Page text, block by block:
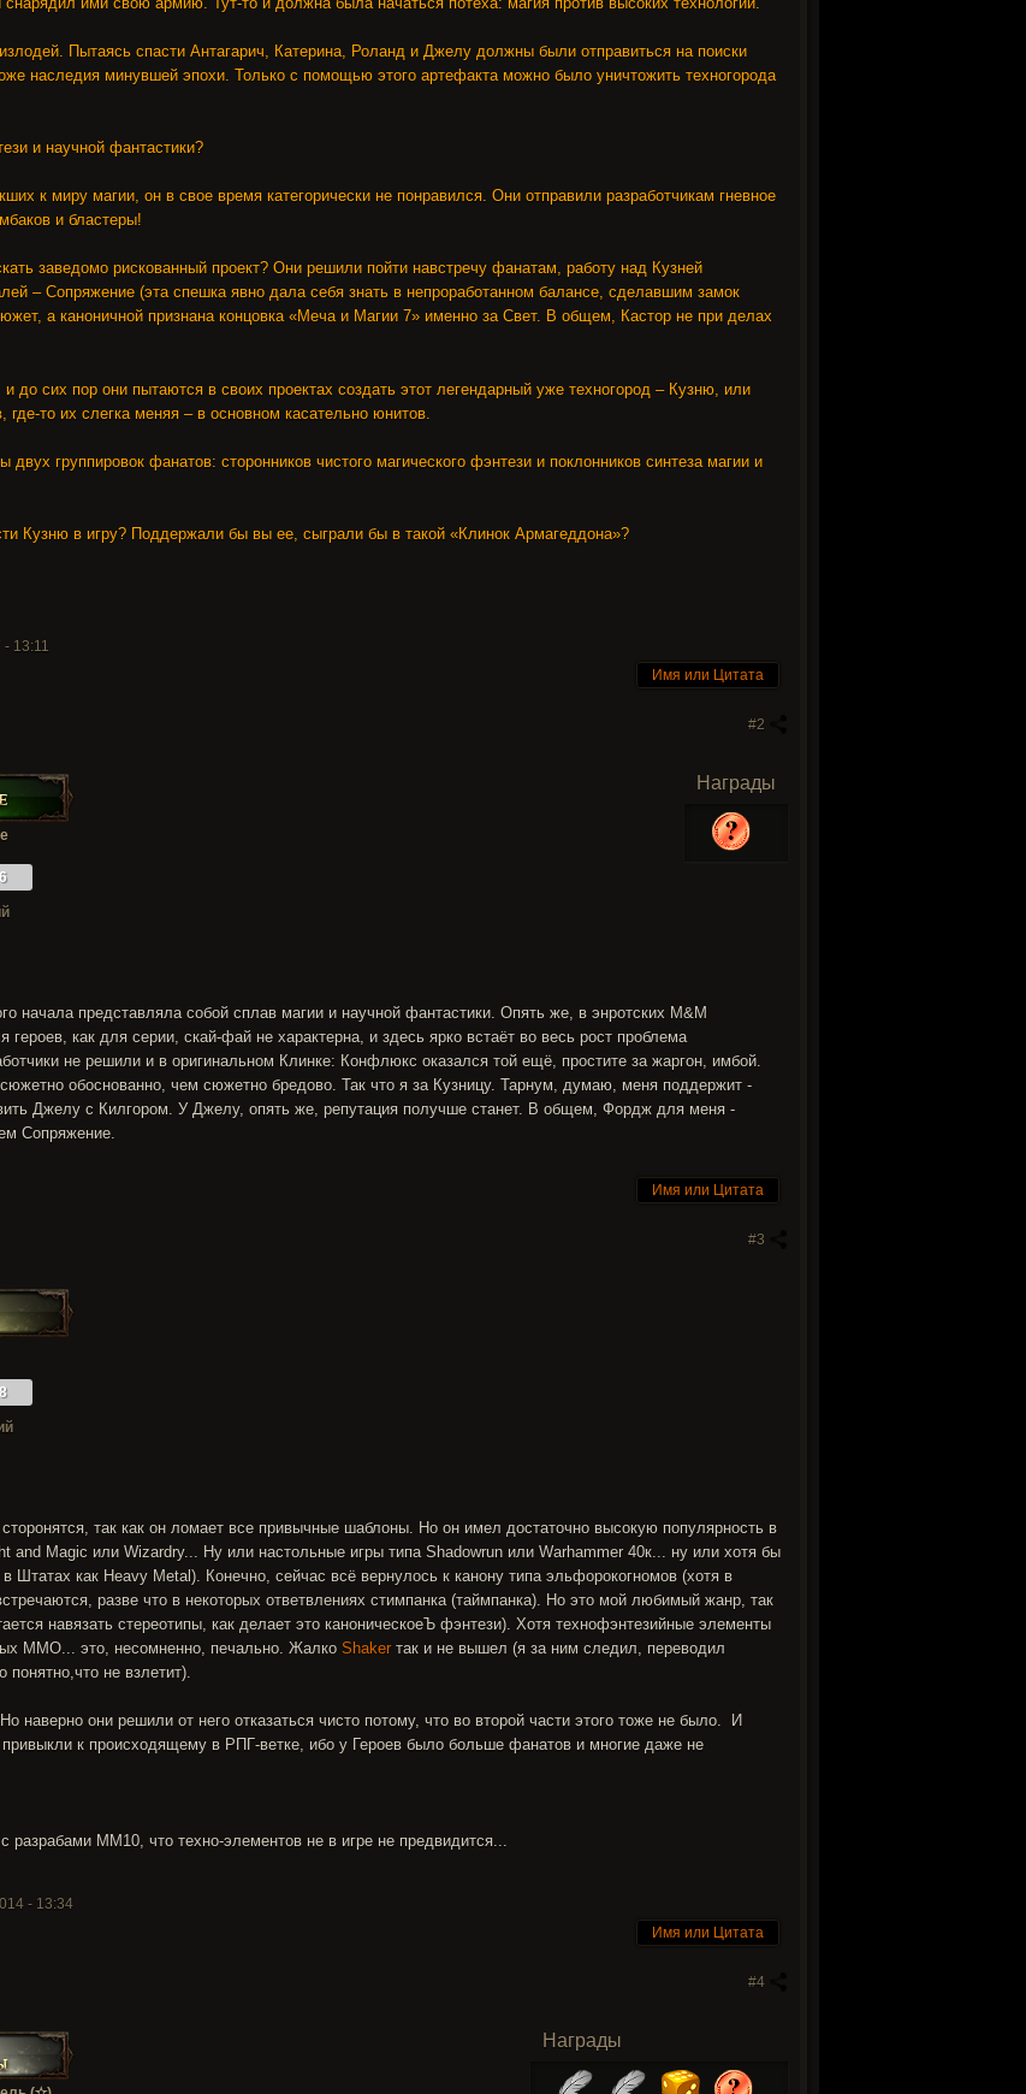
Пытаясь спасти Антагарич, Катерина, Роланд и Джелу должны были отправиться на поиски
наследия минувшей эпохи. Только с помощью этого артефакта можно было уничтожить техногорода
и научной фантастики?
к миру магии, он в свое время категорически не понравился. Они отправили разработчикам гневное
и бластеры!
заведомо рискованный проект? Они решили пойти навстречу фанатам, работу над Кузней
– Сопряжение (эта спешка явно дала себя знать в непроработанном балансе, сделавшим замок
а каноничной признана концовка «Меча и Магии 7» именно за Свет. В общем, Кастор не при делах
до сих пор они пытаются в своих проектах создать этот легендарный уже техногород – Кузню, или
то их слегка меняя – в основном касательно юнитов.
группировок фанатов: сторонников чистого магического фэнтези и поклонников синтеза магии и
Кузню в игру? Поддержали бы вы ее, сыграли бы в такой «Клинок Армагеддона»?
13:11
Имя или Цитата
#2
Награды
начала представляла собой сплав магии и научной фантастики. Опять же, в энротских M&M
героев, как для серии, скай-фай не характерна, и здесь ярко встаёт во весь рост проблема
не решили и в оригинальном Клинке: Конфлюкс оказался той ещё, простите за жаргон, имбой.
обоснованно, чем сюжетно бредово. Так что я за Кузницу. Тарнум, думаю, меня поддержит -
Джелу с Килгором. У Джелу, опять же, репутация получше станет. В общем, Фордж для меня -
Сопряжение.
Имя или Цитата
#3
так как он ломает все привычные шаблоны. Но он имел достаточно высокую популярность в
and Magic или Wizardry... Ну или настольные игры типа Shadowrun или Warhammer 40к... ну или хотя бы
Штатах как Heavy Metal). Конечно, сейчас всё вернулось к канону типа эльфорокогномов (хотя в
разве что в некоторых ответвлениях стимпанка (таймпанка). Но это мой любимый жанр, так
навязать стереотипы, как делает это каноническоеЪ фэнтези). Хотя технофэнтезийные элементы
ММО... это, несомненно, печально. Жалко Shaker так и не вышел (я за ним следил, переводил
не взлетит).
наверно они решили от него отказаться чисто потому, что во второй части этого тоже не было. И
привыкли к происходящему в РПГ-ветке, ибо у Героев было больше фанатов и многие даже не
ММ10, что техно-элементов не в игре не предвидится...
- 13:34
Имя или Цитата
#4
Награды